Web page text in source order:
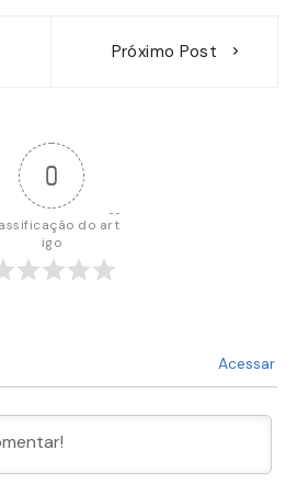
Próximo Post
0
do art
igo
Acessar